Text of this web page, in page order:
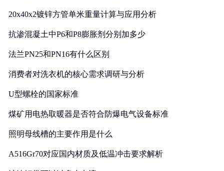
20x40x2镀锌方管单米重量计算与应用分析
抗渗混凝土中P6和P8膨胀剂分别加多少
法兰PN25和PN16有什么区别
消费者对洗衣机的核心需求调研与分析
U型螺栓的国家标准
煤矿用电热取暖器是否符合防爆电气设备标准
照明母线槽的主要作用是什么
A516Gr70对应国内材质及低温冲击要求解析